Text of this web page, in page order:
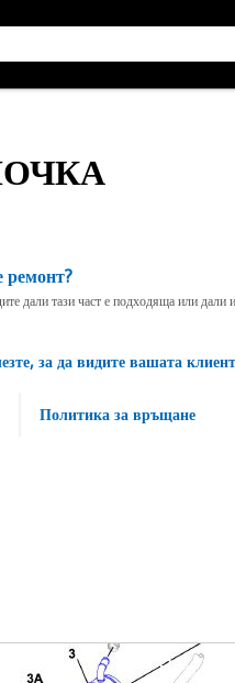
ремонт?
дали тази част е подходяща или
за да видите вашата
Политика за връщане